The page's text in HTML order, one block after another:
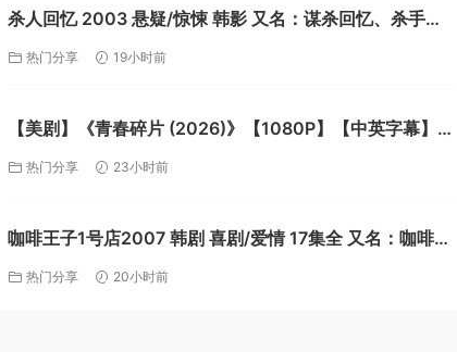
杀人回忆 2003 悬疑/惊悚 韩影 又名：谋杀回忆、杀手回
忆录【夸克】
热门分享 19小时前
【美剧】《青春碎片 (2026)》【1080P】【中英字幕】
【共10集】【夸克】
热门分享 23小时前
咖啡王子1号店2007 韩剧 喜剧/爱情 17集全 又名：咖啡王
子一号店 【夸克】
热门分享 20小时前